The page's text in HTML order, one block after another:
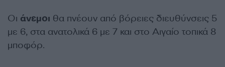
Οι άνεμοι θα πνέουν από βόρειες διευθύνσεις 5
με 6, στα ανατολικά 6 με 7 και στο Αιγαίο τοπικά 8
μποφόρ.